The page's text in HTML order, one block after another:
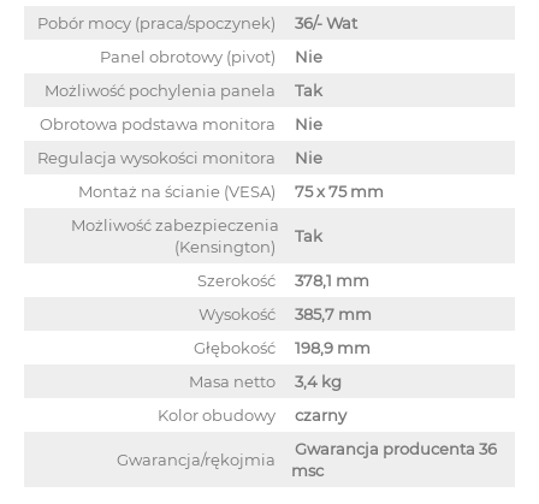
Pobór mocy (praca/spoczynek)
36/- Wat
Panel obrotowy (pivot)
Nie
Możliwość pochylenia panela
Tak
Obrotowa podstawa monitora
Nie
Regulacja wysokości monitora
Nie
Montaż na ścianie (VESA)
75 x 75 mm
Możliwość zabezpieczenia
(Kensington)
Tak
Szerokość
378,1 mm
Wysokość
385,7 mm
Głębokość
198,9 mm
Masa netto
3,4 kg
Kolor obudowy
czarny
Gwarancja/rękojmia
Gwarancja producenta 36
msc